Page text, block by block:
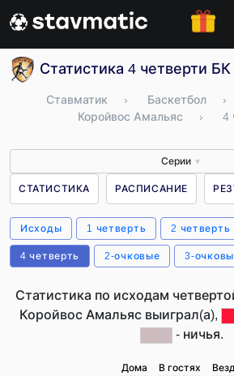
Статистика 4 четверти
Ставматик › Баскетбол ›
Коройвос Амальяс
› 4
Серии ▼
СТАТИСТИКА РАСПИСАНИЕ
Исходы 1 четверть 2 четверть
4 четверть 2-очковые 3-
Статистика по исходам
Коройвос Амальяс выиграл(а),
- ничья.
Дома В гостях